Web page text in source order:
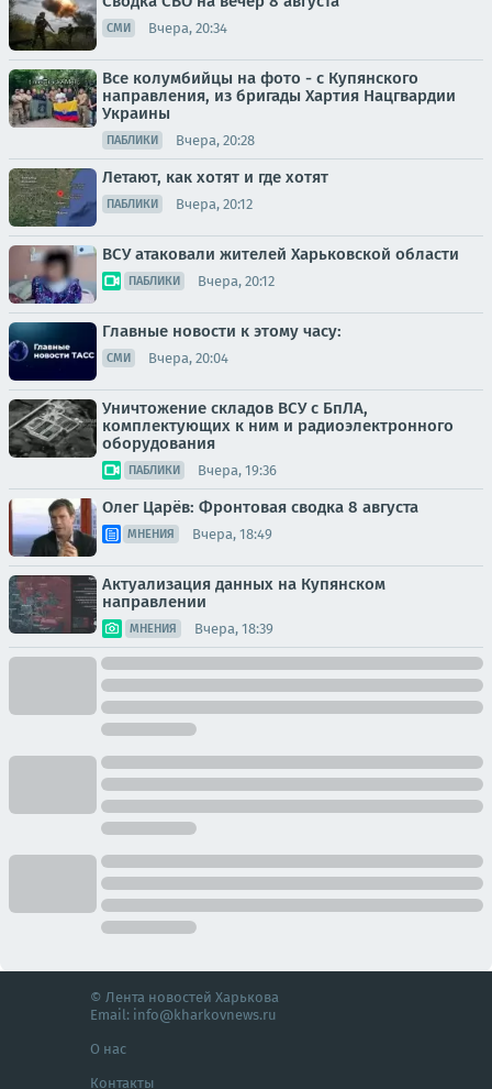
СМИ Вчера, 20:34
Все колумбийцы на фото - с Купянского
направления, из бригады Хартия Нацгвардии
Украины
ПАБЛИКИ Вчера, 20:28
Летают, как хотят и где хотят
ПАБЛИКИ Вчера, 20:12
ВСУ атаковали жителей Харьковской области
ПАБЛИКИ Вчера, 20:12
Главные новости к этому часу:
СМИ Вчера, 20:04
Уничтожение складов ВСУ с БпЛА,
комплектующих к ним и радиоэлектронного
оборудования
ПАБЛИКИ Вчера, 19:36
Олег Царёв: Фронтовая сводка 8 августа
МНЕНИЯ Вчера, 18:49
Актуализация данных на Купянском
направлении
МНЕНИЯ Вчера, 18:39
© Лента новостей Харькова
Email: info@kharkovnews.ru
О нас
Контакты